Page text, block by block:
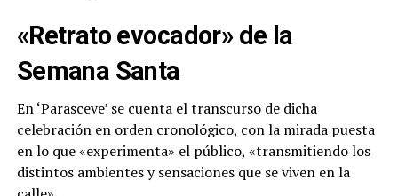
«Retrato evocador» de la
Semana Santa
En ‘Parasceve’ se cuenta el transcurso de dicha
celebración en orden cronológico, con la mirada puesta
en lo que «experimenta» el público, «transmitiendo los
distintos ambientes y sensaciones que se viven en la